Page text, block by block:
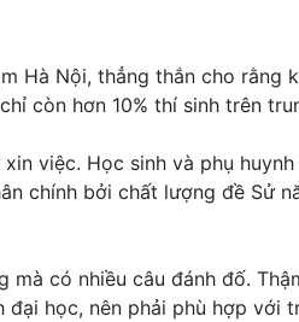
Hà Nội, thẳng thắn cho rằng
còn hơn 10% thí sinh trên
việc. Học sinh và phụ
chính bởi chất lượng đề Sử
có nhiều câu đánh đố.
học, nên phải phù hợp với